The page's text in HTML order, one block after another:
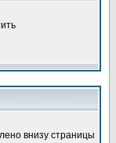
внизу страницы